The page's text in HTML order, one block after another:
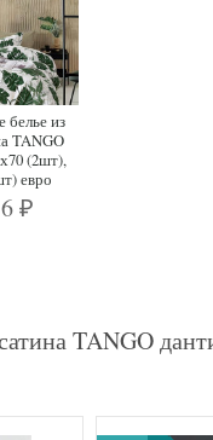
белье из
TANGO
(2шт),
евро
₽
TANGO